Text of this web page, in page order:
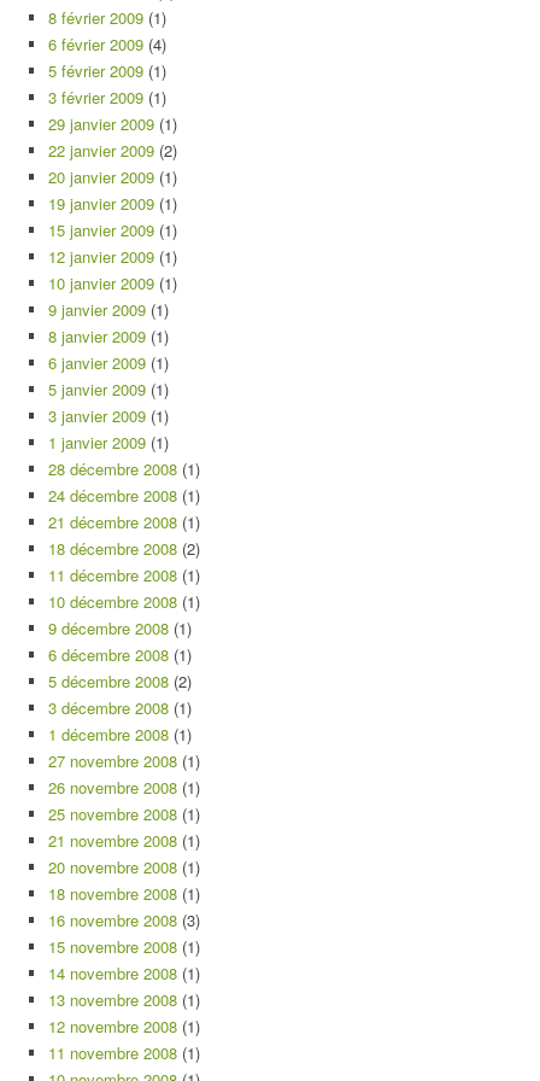
8 février 2009 (1)
6 février 2009 (4)
5 février 2009 (1)
3 février 2009 (1)
29 janvier 2009 (1)
22 janvier 2009 (2)
20 janvier 2009 (1)
19 janvier 2009 (1)
15 janvier 2009 (1)
12 janvier 2009 (1)
10 janvier 2009 (1)
9 janvier 2009 (1)
8 janvier 2009 (1)
6 janvier 2009 (1)
5 janvier 2009 (1)
3 janvier 2009 (1)
1 janvier 2009 (1)
28 décembre 2008 (1)
24 décembre 2008 (1)
21 décembre 2008 (1)
18 décembre 2008 (2)
11 décembre 2008 (1)
10 décembre 2008 (1)
9 décembre 2008 (1)
6 décembre 2008 (1)
5 décembre 2008 (2)
3 décembre 2008 (1)
1 décembre 2008 (1)
27 novembre 2008 (1)
26 novembre 2008 (1)
25 novembre 2008 (1)
21 novembre 2008 (1)
20 novembre 2008 (1)
18 novembre 2008 (1)
16 novembre 2008 (3)
15 novembre 2008 (1)
14 novembre 2008 (1)
13 novembre 2008 (1)
12 novembre 2008 (1)
11 novembre 2008 (1)